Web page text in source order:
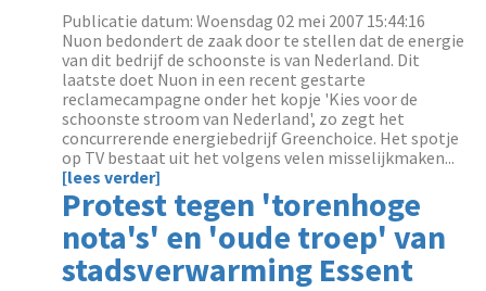
Publicatie datum: Woensdag 02 mei 2007 15:44:16
Nuon bedondert de zaak door te stellen dat de energie
van dit bedrijf de schoonste is van Nederland. Dit
laatste doet Nuon in een recent gestarte
reclamecampagne onder het kopje 'Kies voor de
schoonste stroom van Nederland', zo zegt het
concurrerende energiebedrijf Greenchoice. Het spotje
op TV bestaat uit het volgens velen misselijkmaken...
[lees verder]
Protest tegen 'torenhoge
nota's' en 'oude troep' van
stadsverwarming Essent